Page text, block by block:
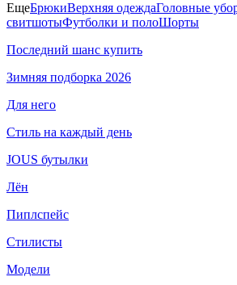
ЕщеБрюкиВерхняя одеждаГоловные
свитшотыФутболки и полоШорты
Последний шанс купить
Зимняя подборка 2026
Для него
Стиль на каждый день
JOUS бутылки
Лён
Пиплспейс
Стилисты
Модели